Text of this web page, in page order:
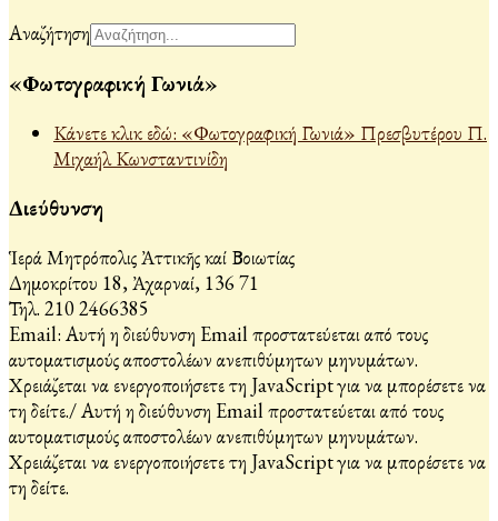
Αναζήτηση
«Φωτογραφική Γωνιά»
Κάνετε κλικ εδώ: «Φωτογραφική Γωνιά» Πρεσβυτέρου Π.
Μιχαήλ Κωνσταντινίδη
Διεύθυνση
Ἱερά Μητρόπολις Ἀττικῆς καί Βοιωτίας
Δημοκρίτου 18, Ἀχαρναί, 136 71
Τηλ. 210 2466385
Email: Αυτή η διεύθυνση Email προστατεύεται από τους
αυτοματισμούς αποστολέων ανεπιθύμητων μηνυμάτων.
Χρειάζεται να ενεργοποιήσετε τη JavaScript για να μπορέσετε να
τη δείτε./Αυτή η διεύθυνση Email προστατεύεται από τους
αυτοματισμούς αποστολέων ανεπιθύμητων μηνυμάτων.
Χρειάζεται να ενεργοποιήσετε τη JavaScript για να μπορέσετε να
τη δείτε.